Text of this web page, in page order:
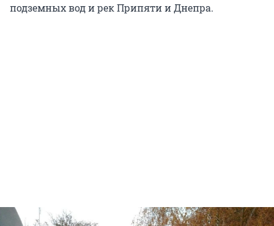
подземных вод и рек Припяти и Днепра.